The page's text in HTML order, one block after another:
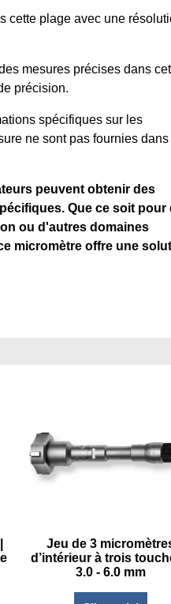
cette plage avec une
mesures précises dans
précision.
spécifiques sur les
ne sont pas fournies dans
peuvent obtenir des
Que ce soit pour
ou d'autres domaines
micromètre offre une
Jeu de 3
d’intérieur à trois
3.0 - 6.0 mm